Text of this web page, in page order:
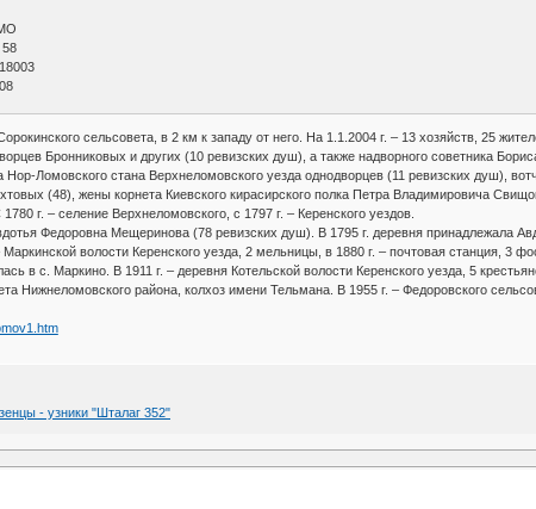
сельсовета, в 2 км к западу от него. На 1.1.2004 г. – 13 хозяйств, 25
Бронниковых и других (10 ревизских душ), а также надворного советника
Нор-Ломовского стана Верхнеломовского уезда однодворцев (11 ревизских душ),
(48), жены корнета Киевского кирасирского полка Петра Владимировича
г. – селение Верхнеломовского, с 1797 г. – Керенского уездов.
Федоровна Мещеринова (78 ревизских душ). В 1795 г. деревня принадлежала
волости Керенского уезда, 2 мельницы, в 1880 г. – почтовая станция, 3
в с. Маркино. В 1911 г. – деревня Котельской волости Керенского уезда, 5
Нижнеломовского района, колхоз имени Тельмана. В 1955 г. – Федоровского
- узники "Шталаг 352"